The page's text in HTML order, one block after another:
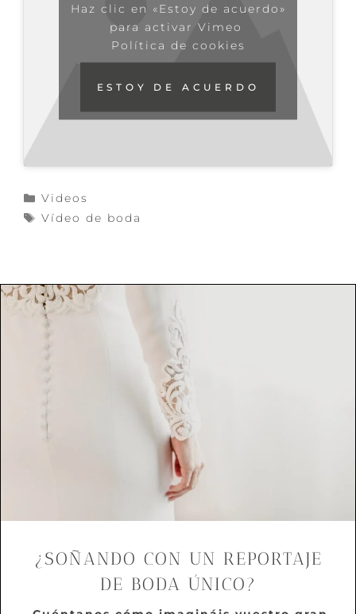
Haz clic en «Estoy de acuerdo»
para activar Vimeo
Política de cookies
ESTOY DE ACUERDO
Categorías
Videos
Etiquetas
Vídeo de boda
¿SOÑANDO CON UN REPORTAJE
DE BODA ÚNICO?